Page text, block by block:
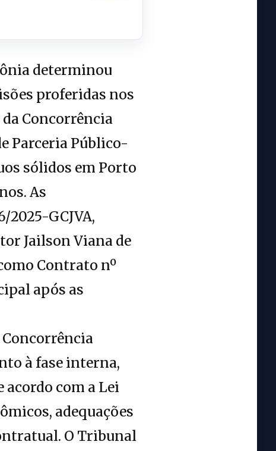
determinou
proferidas nos
da Concorrência
Parceria Público-
sólidos em Porto
As
GCJVA,
Jailson Viana de
Contrato nº
após as
Concorrência
à fase interna,
com a Lei
adequações
O Tribunal